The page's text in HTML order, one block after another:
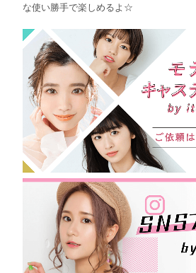
な使い勝手で楽しめるよ☆